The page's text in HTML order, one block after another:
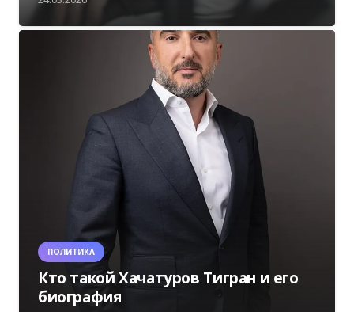
ПОЛИТИКА
Кто такой Хачатуров Тигран и его
биография